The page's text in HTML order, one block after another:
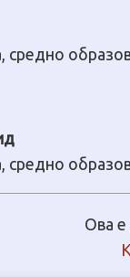
средно
средно
Ова е